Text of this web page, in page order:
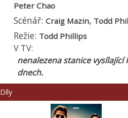
Peter Chao
Scénář: Craig Mazin, Todd
Režie: Todd Phillips
V TV:
nenalezena stanice
dnech.
Díly